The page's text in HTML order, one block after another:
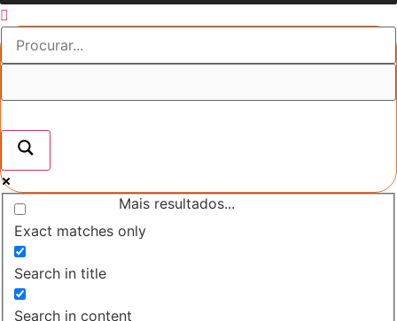
Mais resultados...
Exact matches only
Search in title
Search in content